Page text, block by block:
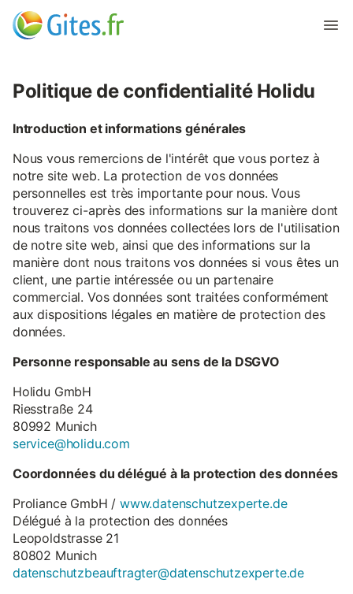
Politique de confidentialité Holidu
Introduction et informations générales
Nous vous remercions de l'intérêt que vous portez à
notre site web. La protection de vos données
personnelles est très importante pour nous. Vous
trouverez ci-après des informations sur la manière dont
nous traitons vos données collectées lors de l'utilisation
de notre site web, ainsi que des informations sur la
manière dont nous traitons vos données si vous êtes un
client, une partie intéressée ou un partenaire
commercial. Vos données sont traitées conformément
aux dispositions légales en matière de protection des
données.
Personne responsable au sens de la DSGVO
Holidu GmbH
Riesstraße 24
80992 Munich
service@holidu.com
Coordonnées du délégué à la protection des données
Proliance GmbH /www.datenschutzexperte.de
Délégué à la protection des données
Leopoldstrasse 21
80802 Munich
datenschutzbeauftragter@datenschutzexperte.de